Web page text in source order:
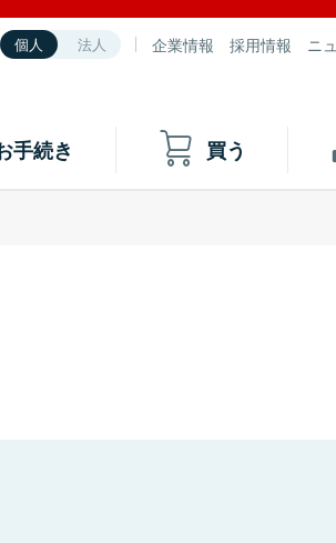
個人 法人 企業情報 採用情報 ニ
手続き 買う